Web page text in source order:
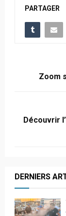
PARTAGER
Zoom
Découvrir
DERNIERS